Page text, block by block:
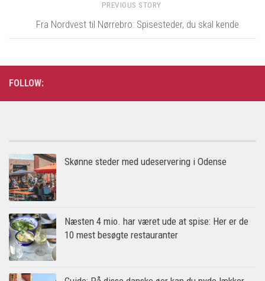
PREVIOUS STORY
Fra Nordvest til Nørrebro: Spisesteder, du skal kende
FOLLOW:
Skønne steder med udeservering i Odense
Næsten 4 mio. har været ude at spise: Her er de
10 mest besøgte restauranter